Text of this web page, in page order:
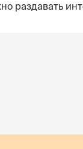
раздавать